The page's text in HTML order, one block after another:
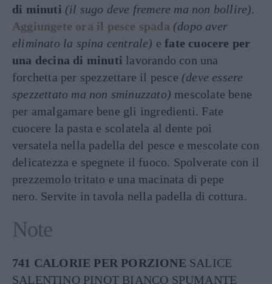
di minuti (il sugo deve fremere ma non bollire).
Aggiungete ora il pesce spada (dopo aver
eliminato la spina centrale) efate cuocere per
una decina di minuti lavorando con una
forchetta per spezzettare il pesce (deve essere
spezzettato ma non sminuzzato) mescolate bene
per amalgamare bene gli ingredienti. Fate
cuocere la pasta e scolatela al dente poi
versatela nella padella del pesce e mescolate con
delicatezza e spegnete il fuoco. Spolverate con il
prezzemolo tritato e una macinata di pepe
nero. Servite in tavola nella padella di cottura.
Note
741 CALORIE PER PORZIONE SALICE
SALENTINO PINOT BIANCO SPUMANTE